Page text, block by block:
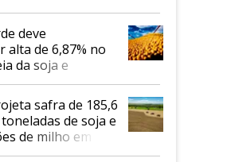
deve
alta de 6,87% no
da soja e
2026
safra de 185,6
de soja e
de milho em